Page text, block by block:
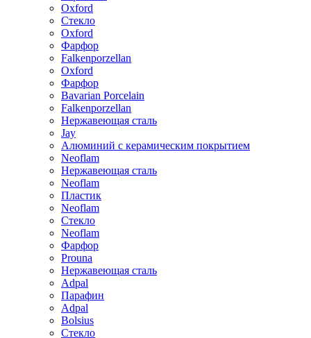
Oxford
Стекло
Oxford
Фарфор
Falkenporzellan
Oxford
Фарфор
Bavarian Porcelain
Falkenporzellan
Нержавеющая сталь
Jay
Алюминий с керамическим покрытием
Neoflam
Нержавеющая сталь
Neoflam
Пластик
Neoflam
Стекло
Neoflam
Фарфор
Prouna
Нержавеющая сталь
Adpal
Парафин
Adpal
Bolsius
Стекло